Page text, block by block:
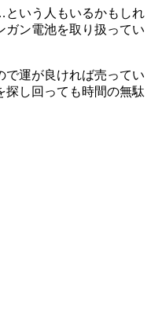
いう人もいるかもしれ
ガン電池を取り扱ってい
で運が良ければ売ってい
探し回っても時間の無駄